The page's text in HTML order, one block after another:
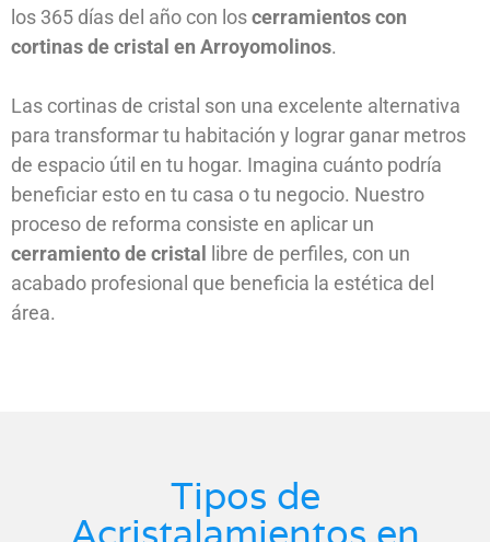
los 365 días del año con loscerramientos con
cortinas de cristal en Arroyomolinos.
Las cortinas de cristal son una excelente alternativa
para transformar tu habitación y lograr ganar metros
de espacio útil en tu hogar. Imagina cuánto podría
beneficiar esto en tu casa o tu negocio. Nuestro
proceso de reforma consiste en aplicar un
cerramiento de cristal libre de perfiles, con un
acabado profesional que beneficia la estética del
área.
Tipos de